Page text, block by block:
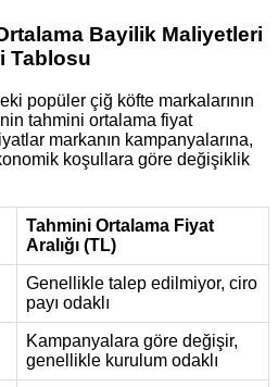
Bayilik Maliyetleri
Tablosu
popüler çiğ köfte markalarının
tahmini ortalama fiyat
markanın kampanyalarına,
koşullara göre değişiklik
Tahmini Ortalama Fiyat
Aralığı (TL)
Genellikle talep edilmiyor, ciro
payı odaklı
Kampanyalara göre değişir,
genellikle kurulum odaklı